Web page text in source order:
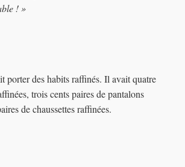
! »
my excellent moustache! I look
porter des habits raffinés. Il avait quatre
trois cents paires de pantalons
de chaussettes raffinées.